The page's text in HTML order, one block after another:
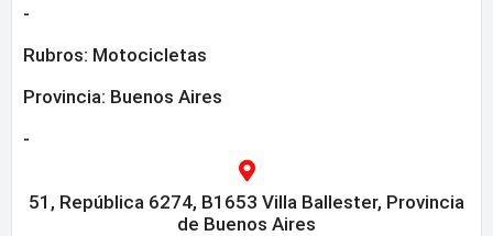
-
Rubros: Motocicletas
Provincia: Buenos Aires
-
51, República 6274, B1653 Villa Ballester, Provincia
de Buenos Aires